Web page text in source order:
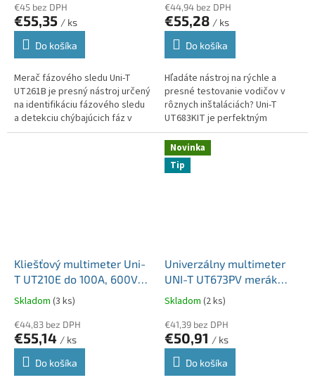
€45 bez DPH
€55,35 / ks
Do košíka
Merač fázového sledu Uni-T
UT261B je presný nástroj určený
na identifikáciu fázového sledu
a detekciu chýbajúcich fáz v
elektrických systémoch. Je
€44,94 bez DPH
€55,28 / ks
Do košíka
Hľadáte nástroj na rýchle a
presné testovanie vodičov v
rôznych inštaláciách? Uni-T
UT683KIT je perfektným
riešením na lokalizáciu párov
vodičov, ideálny pre
elektrické,...
Kliešťový multimeter Uni-
T UT210E do 100A, 600V
AC/DC MIE0174
Skladom (3 ks)
€44,83 bez DPH
€55,14 / ks
Do košíka
Novinka
Tip
Univerzálny multimeter
UNI-T UT673PV merák
fotovoltaických a
solárnych panelov
MIE0527
Skladom (2 ks)
€41,39 bez DPH
€50,91 / ks
Do košíka